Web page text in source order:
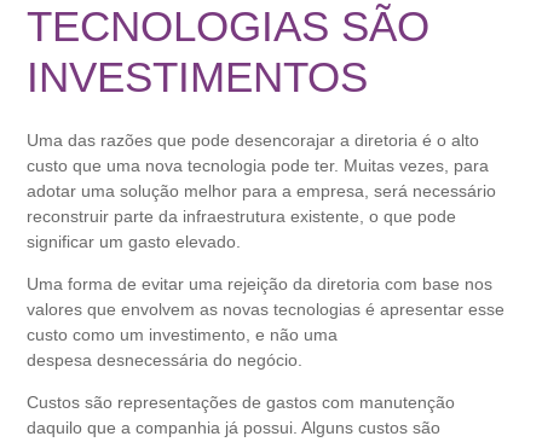
TECNOLOGIAS SÃO
INVESTIMENTOS
Uma das razões que pode desencorajar a diretoria é o alto
custo que uma nova tecnologia pode ter. Muitas vezes, para
adotar uma solução melhor para a empresa, será necessário
reconstruir parte da infraestrutura existente, o que pode
significar um gasto elevado.
Uma forma de evitar uma rejeição da diretoria com base nos
valores que envolvem as novas tecnologias é apresentar esse
custo como um investimento, e não uma
despesa desnecessária do negócio.
Custos são representações de gastos com manutenção
daquilo que a companhia já possui. Alguns custos são